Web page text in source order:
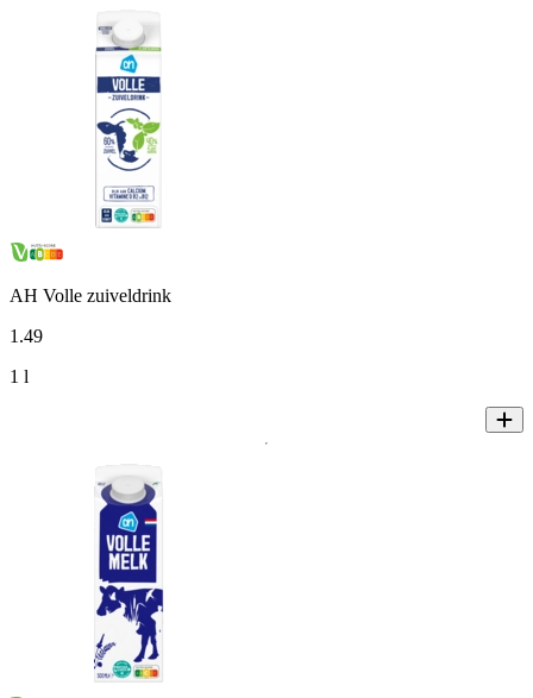
AH Volle zuiveldrink
1 .49
1 l